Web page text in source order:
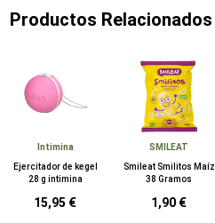
Productos Relacionados
Intimina
Ejercitador de kegel
28 g intimina
15,95 €
SMILEAT
Smileat Smilitos Maíz
38 Gramos
1,90 €